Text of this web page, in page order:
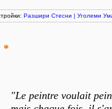
Разшири Стесни | Уголеми
*
"Le peintre voulait